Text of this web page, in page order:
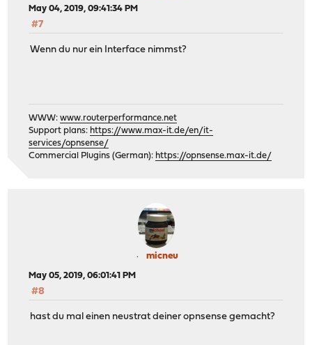
May 04, 2019, 09:41:34 PM
#7
Wenn du nur ein Interface nimmst?
WWW:www.routerperformance.net
Support plans: https://www.max-it.de/en/it-
services/opnsense/
Commercial Plugins (German): https://opnsense.max-it.de/
micneu
May 05, 2019, 06:01:41 PM
#8
hast du mal einen neustrat deiner opnsense gemacht?